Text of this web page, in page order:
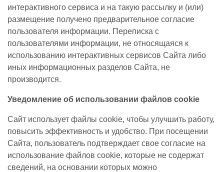
интерактивного сервиса и на такую рассылку и (или)
размещение получено предварительное согласие
пользователя информации. Переписка с
пользователями информации, не относящаяся к
использованию интерактивных сервисов Сайта либо
иных информационных разделов Сайта, не
производится.
Уведомление об использовании файлов cookie
Сайт использует файлы cookie, чтобы улучшить работу,
повысить эффективность и удобство. При посещении
Сайта, пользователь подтверждает свое согласие на
использование файлов cookie, которые не содержат
сведений, на основании которых можно